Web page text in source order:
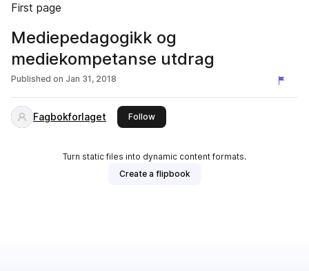
First page
Mediepedagogikk og
mediekompetanse utdrag
Published on Jan 31, 2018
Fagbokforlaget Followthis publisher
Turn static files into dynamic content formats.
Create a flipbook